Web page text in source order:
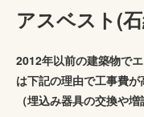
アスベスト(
2012年以前の建築物で
は下記の理由で工事費が
（埋込み器具の交換や